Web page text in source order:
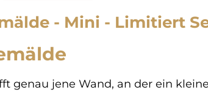
- Mini - Limitiert
genau jene Wand, an der ein